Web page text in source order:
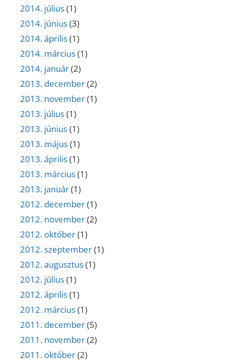
2014. július(1)
2014. június(3)
2014. április(1)
2014. március(1)
2014. január(2)
2013. december(2)
2013. november(1)
2013. július(1)
2013. június(1)
2013. május(1)
2013. április(1)
2013. március(1)
2013. január(1)
2012. december(1)
2012. november(2)
2012. október(1)
2012. szeptember(1)
2012. augusztus(1)
2012. július(1)
2012. április(1)
2012. március(1)
2011. december(5)
2011. november(2)
2011. október(2)